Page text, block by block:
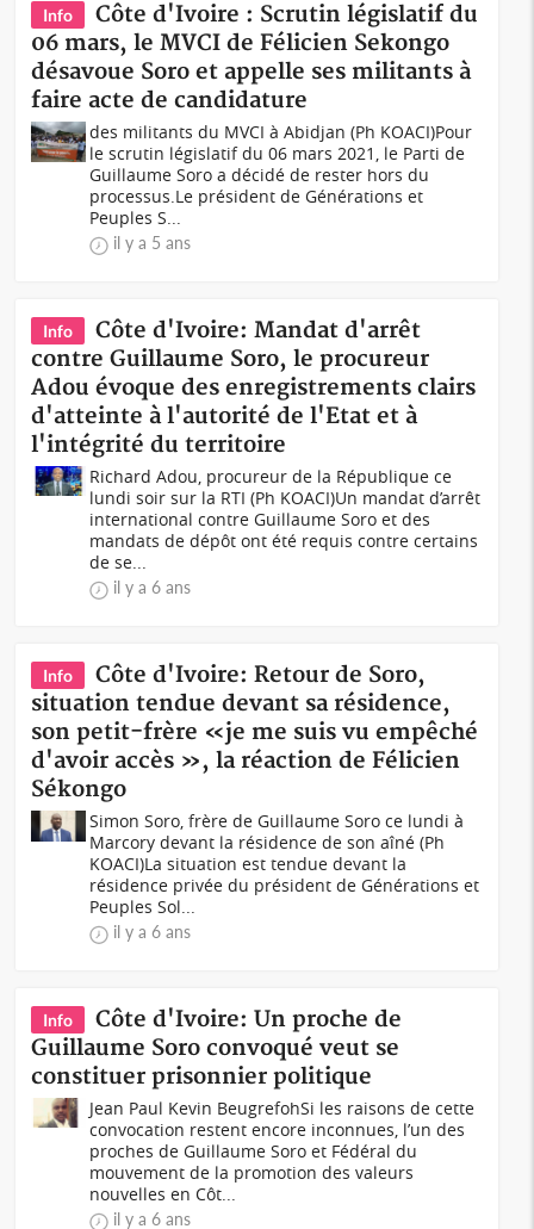
Info
Côte d'Ivoire : Scrutin législatif du
06 mars, le MVCI de Félicien Sekongo
désavoue Soro et appelle ses militants à
faire acte de candidature
des militants du MVCI à Abidjan (Ph KOACI)Pour
le scrutin législatif du 06 mars 2021, le Parti de
Guillaume Soro a décidé de rester hors du
processus.Le président de Générations et
Peuples S...
il y a 5 ans
Info
Côte d'Ivoire: Mandat d'arrêt
contre Guillaume Soro, le procureur
Adou évoque des enregistrements clairs
d'atteinte à l'autorité de l'Etat et à
l'intégrité du territoire
Richard Adou, procureur de la République ce
lundi soir sur la RTI (Ph KOACI)Un mandat d’arrêt
international contre Guillaume Soro et des
mandats de dépôt ont été requis contre certains
de se...
il y a 6 ans
Info
Côte d'Ivoire: Retour de Soro,
situation tendue devant sa résidence,
son petit-frère «je me suis vu empêché
d'avoir accès », la réaction de Félicien
Sékongo
Simon Soro, frère de Guillaume Soro ce lundi à
Marcory devant la résidence de son aîné (Ph
KOACI)La situation est tendue devant la
résidence privée du président de Générations et
Peuples Sol...
il y a 6 ans
Info
Côte d'Ivoire: Un proche de
Guillaume Soro convoqué veut se
constituer prisonnier politique
Jean Paul Kevin BeugrefohSi les raisons de cette
convocation restent encore inconnues, l’un des
proches de Guillaume Soro et Fédéral du
mouvement de la promotion des valeurs
nouvelles en Côt...
il y a 6 ans